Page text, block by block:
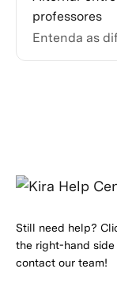
professores
Entenda as
Still need help?
the right-hand
contact our team!